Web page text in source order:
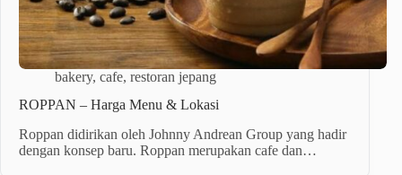
bakery, cafe, restoran jepang
ROPPAN – Harga Menu & Lokasi
Roppan didirikan oleh Johnny Andrean Group yang hadir
dengan konsep baru. Roppan merupakan cafe dan…